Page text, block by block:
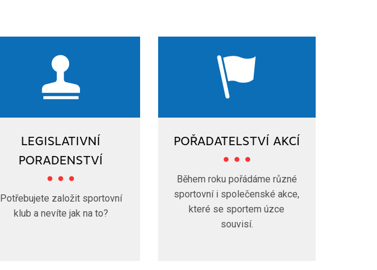
LEGISLATIVNÍ
PORADENSTVÍ
Potřebujete založit sportovní
klub a nevíte jak na to?
POŘADATELSTVÍ AKCÍ
Během roku pořádáme různé
sportovní i společenské akce,
které se sportem úzce
souvisí.